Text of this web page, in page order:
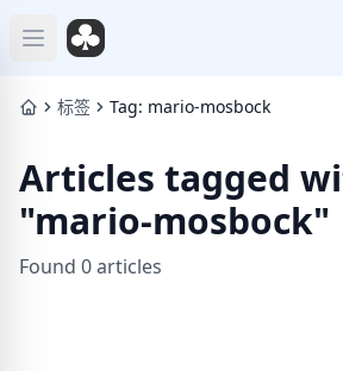
Open main menu
标签 Tag: mario-mosbock
Articles tagged
"mario-mosbock"
Found 0 articles